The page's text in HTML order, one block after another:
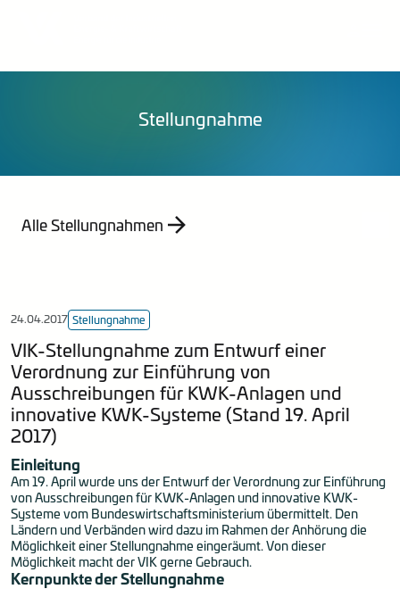
Mitglied werden
Statistik
Energieberatung
Stellungnahme
Alle Stellungnahmen
24.04.2017 Stellungnahme
VIK-Stellungnahme zum Entwurf einer
Verordnung zur Einführung von
Ausschreibungen für KWK-Anlagen und
innovative KWK-Systeme (Stand 19. April
2017)
Einleitung
Am 19. April wurde uns der Entwurf der Verordnung zur Einführung
von Ausschreibungen für KWK-Anlagen und innovative KWK-
Systeme vom Bundeswirtschaftsministerium übermittelt. Den
Ländern und Verbänden wird dazu im Rahmen der Anhörung die
Möglichkeit einer Stellungnahme eingeräumt. Von dieser
Möglichkeit macht der VIK gerne Gebrauch.
Kernpunkte der Stellungnahme